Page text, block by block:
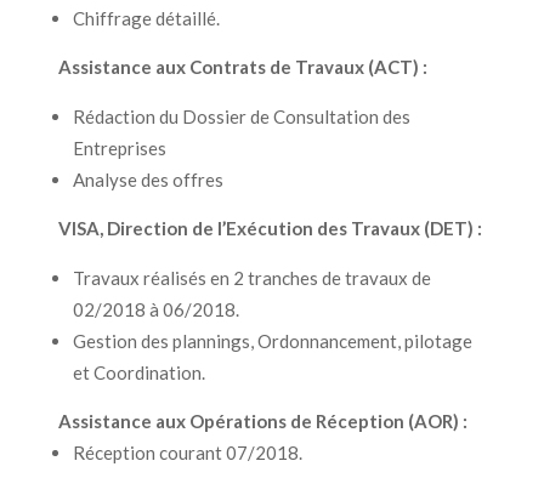
Chiffrage détaillé.
Assistance aux Contrats de Travaux (ACT) :
Rédaction du Dossier de Consultation des
Entreprises
Analyse des offres
VISA, Direction de l’Exécution des Travaux (DET) :
Travaux réalisés en 2 tranches de travaux de
02/2018 à 06/2018.
Gestion des plannings, Ordonnancement, pilotage
et Coordination.
Assistance aux Opérations de Réception (AOR) :
Réception courant 07/2018.